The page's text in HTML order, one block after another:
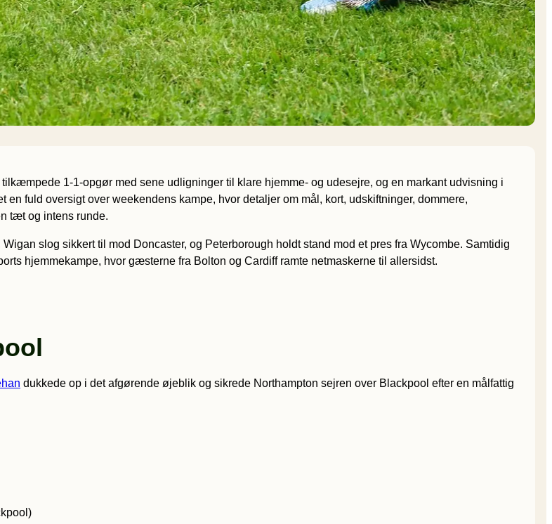
1-1-opgør med sene udligninger til klare hjemme- og udesejre, og en markant udvisning i
fuld oversigt over weekendens kampe, hvor detaljer om mål, kort, udskiftninger, dommere,
tæt og intens runde.
slog sikkert til mod Doncaster, og Peterborough holdt stand mod et pres fra Wycombe. Samtidig
hjemmekampe, hvor gæsterne fra Bolton og Cardiff ramte netmaskerne til allersidst.
dukkede op i det afgørende øjeblik og sikrede Northampton sejren over Blackpool efter en målfattig